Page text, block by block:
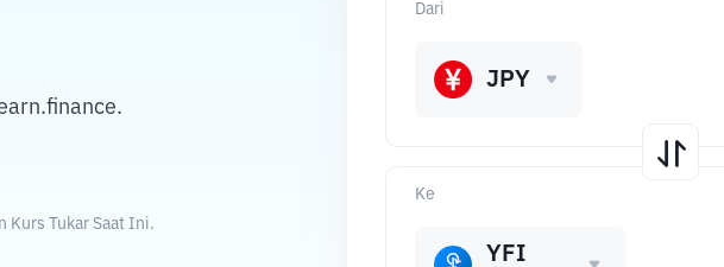
Kurs Tukar Saat Ini.
Ke
YFI
Dari
JPY